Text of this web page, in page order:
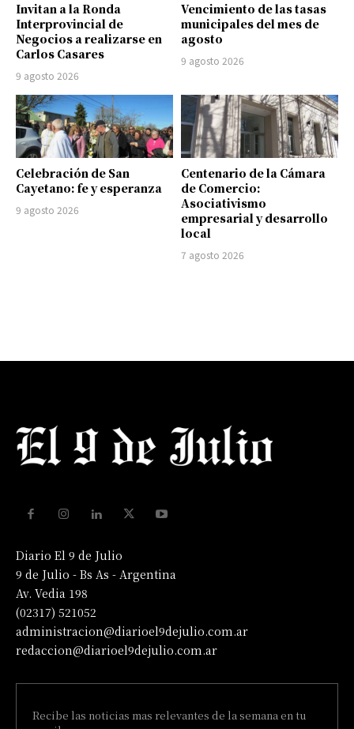
Invitan a la Ronda
Interprovincial de
Negocios a realizarse en
Carlos Casares
9 agosto 2026
Vencimiento de las tasas
municipales del mes de
agosto
9 agosto 2026
Celebración de San
Cayetano: fe y esperanza
9 agosto 2026
Centenario de la Cámara
de Comercio:
Asociativismo
empresarial y desarrollo
local
7 agosto 2026
Diario El 9 de Julio
9 de Julio - Bs As - Argentina
Av. Vedia 198
(02317) 521052
administracion@diarioel9dejulio.com.ar
redaccion@diarioel9dejulio.com.ar
Recibe las noticias mas relevantes de la semana en tu